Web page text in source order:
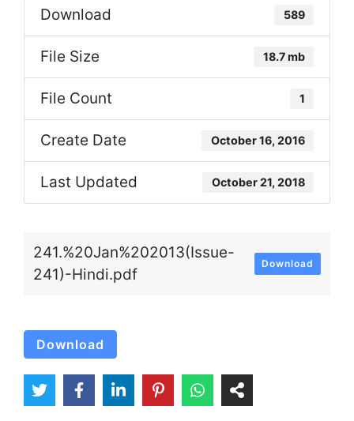
Download 589
File Size 18.7 mb
File Count 1
Create Date October 16, 2016
Last Updated October 21, 2018
241.%20Jan%202013(Issue-
241)-Hindi.pdf
Download
Download